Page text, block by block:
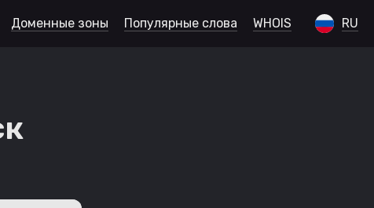
RU
Доменные зоны Популярные слова WHOIS